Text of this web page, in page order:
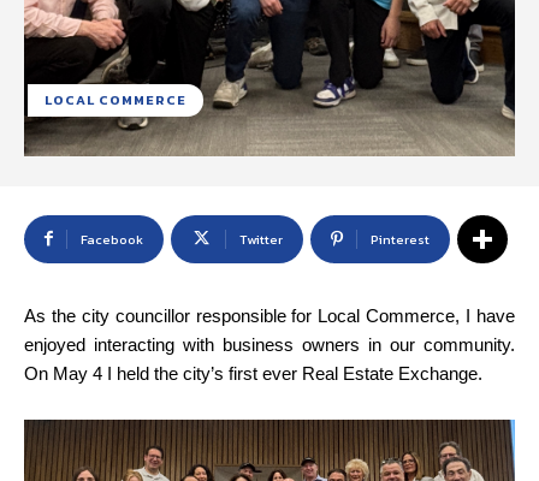
LOCAL COMMERCE
Facebook Twitter Pinterest
As the city councillor responsible for Local Commerce, I have
enjoyed interacting with business owners in our community.
On May 4 I held the city’s first ever Real Estate Exchange.